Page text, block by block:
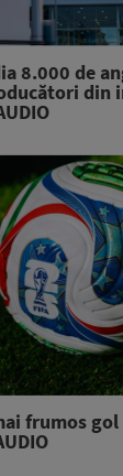
8.000 de
din
frumos gol